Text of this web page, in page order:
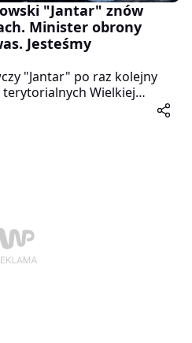
"Jantar" znów
Minister obrony
Jesteśmy
"Jantar" po raz kolejny
terytorialnych Wielkiej
– po raz pierwszy –